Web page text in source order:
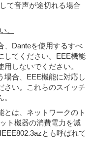
て音声が途切れる場合
。
、Danteを使用するすべ
してください。EEE機能
しないでください。
場合、EEE機能に対応し
さい。これらのスイッチ
とは、ネットワークのト
ト機器の消費電力を減
とも呼ばれて